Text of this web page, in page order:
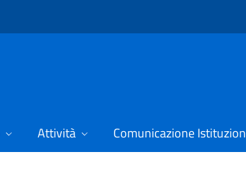
Attività Comunicazione